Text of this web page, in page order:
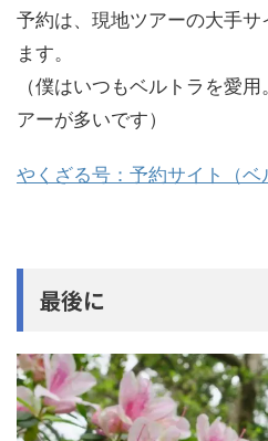
予約は、現地ツアーの大手
ます。
（僕はいつもベルトラを愛
アーが多いです）
やくざる号：予約サイト（ベ
最後に